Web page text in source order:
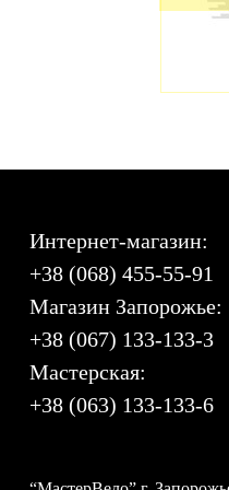
Интернет-магазин:
+38 (068) 455-55-91
Магазин Запорожье:
+38 (067) 133-133-3
Мастерская:
+38 (063) 133-133-6